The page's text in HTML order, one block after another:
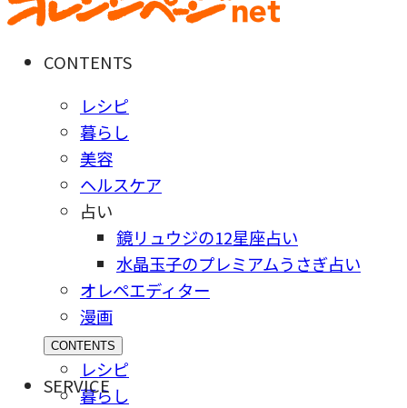
CONTENTS
レシピ
暮らし
美容
ヘルスケア
占い
鏡リュウジの12星座占い
水晶玉子のプレミアムうさぎ占い
オレペエディター
漫画
CONTENTS
レシピ
暮らし
SERVICE